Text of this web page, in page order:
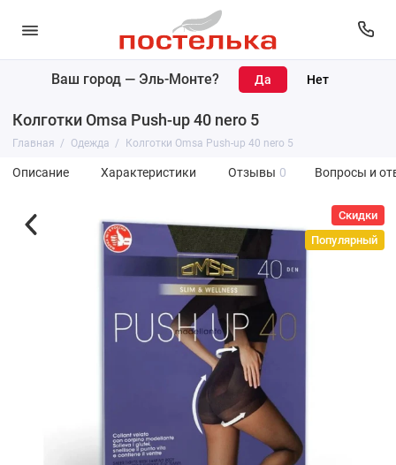
Ваш город — Эль-Монте?
Колготки Omsa Push-up 40 nero 5
Главная Одежда Колготки Omsa Push-up 40 nero 5
Описание Характеристики Отзывы 0 Вопросы и
Скидки
Популярный